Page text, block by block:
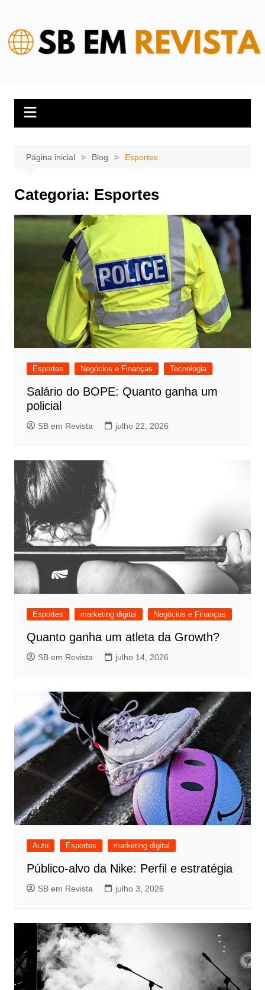
conteúdo
Página inicial Blog Esportes
Categoria: Esportes
Esportes Negócios e Finanças Tecnologia
Salário do BOPE: Quanto ganha um
policial
SB em Revista julho 22, 2026
Esportes marketing digital Negócios e Finanças
Quanto ganha um atleta da Growth?
SB em Revista julho 14, 2026
Auto Esportes marketing digital
Público-alvo da Nike: Perfil e estratégia
SB em Revista julho 3, 2026